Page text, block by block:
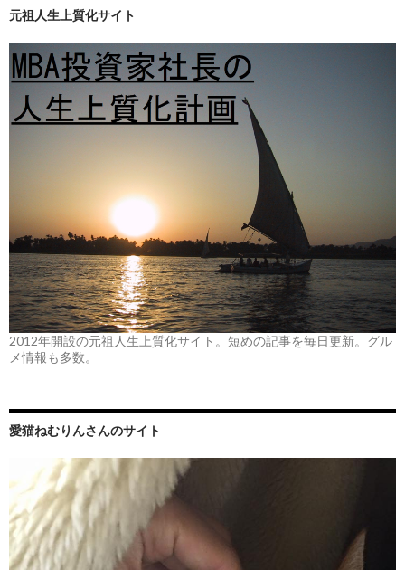
元祖人生上質化サイト
2012年開設の元祖人生上質化サイト。短めの記事を毎日更新。グル
メ情報も多数。
愛猫ねむりんさんのサイト